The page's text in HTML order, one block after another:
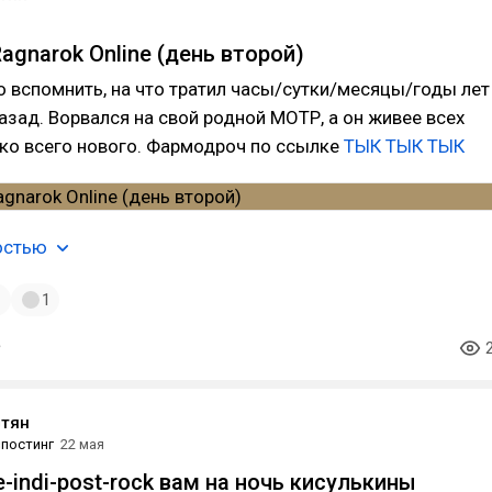
Online (день второй)
вспомнить, на что тратил часы/сутки/месяцы/годы лет
Ворвался на свой родной МОТР, а он живее всех
всего нового. Фармодроч по ссылке ТЫК ТЫК ТЫК
1
22 мая
indi-post-rock вам на ночь кисулькины